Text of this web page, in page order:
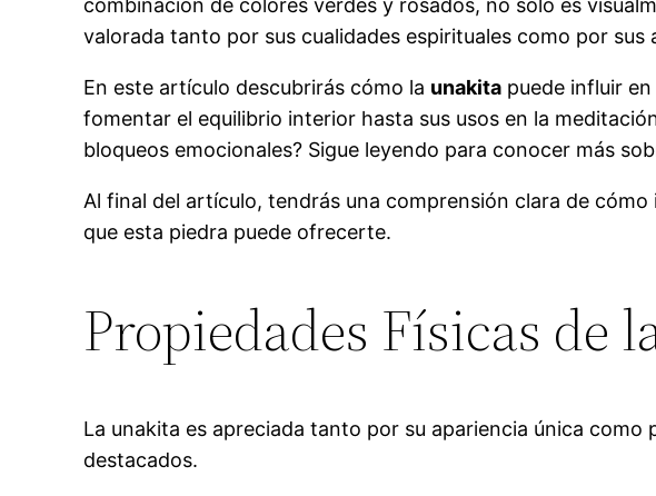
combinación de colores verdes y rosados, no solo es
valorada tanto por sus cualidades espirituales como por sus
En este artículo descubrirás cómo la unakita puede influir
fomentar el equilibrio interior hasta sus usos en la
bloqueos emocionales? Sigue leyendo para conocer más
Al final del artículo, tendrás una comprensión clara de cómo
que esta piedra puede ofrecerte.
Propiedades Físicas de
La unakita es apreciada tanto por su apariencia única
destacados.